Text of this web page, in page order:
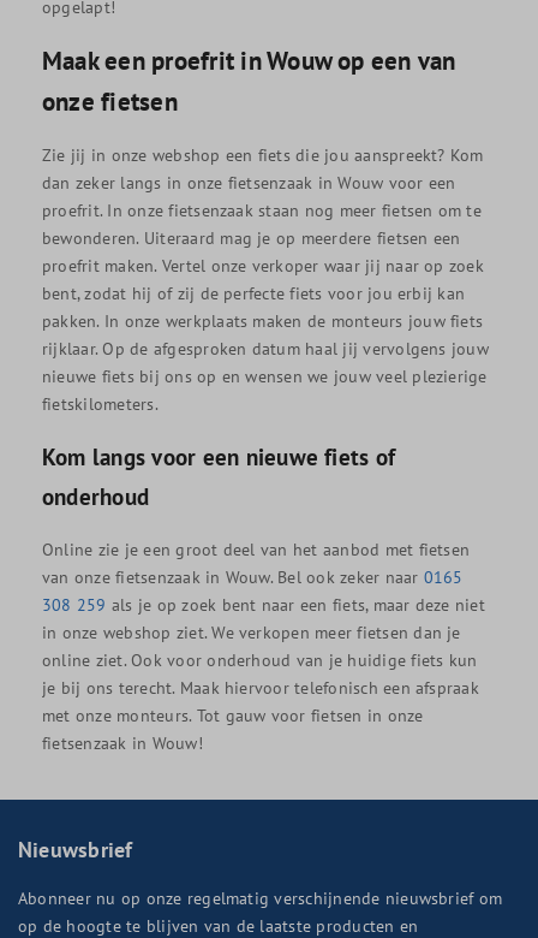
opgelapt!
Maak een proefrit in Wouw op een van
onze fietsen
Zie jij in onze webshop een fiets die jou aanspreekt? Kom
dan zeker langs in onze fietsenzaak in Wouw voor een
proefrit. In onze fietsenzaak staan nog meer fietsen om te
bewonderen. Uiteraard mag je op meerdere fietsen een
proefrit maken. Vertel onze verkoper waar jij naar op zoek
bent, zodat hij of zij de perfecte fiets voor jou erbij kan
pakken. In onze werkplaats maken de monteurs jouw fiets
rijklaar. Op de afgesproken datum haal jij vervolgens jouw
nieuwe fiets bij ons op en wensen we jouw veel plezierige
fietskilometers.
Kom langs voor een nieuwe fiets of
onderhoud
Online zie je een groot deel van het aanbod met fietsen
van onze fietsenzaak in Wouw. Bel ook zeker naar 0165
308 259 als je op zoek bent naar een fiets, maar deze niet
in onze webshop ziet. We verkopen meer fietsen dan je
online ziet. Ook voor onderhoud van je huidige fiets kun
je bij ons terecht. Maak hiervoor telefonisch een afspraak
met onze monteurs. Tot gauw voor fietsen in onze
fietsenzaak in Wouw!
Nieuwsbrief
Abonneer nu op onze regelmatig verschijnende nieuwsbrief om
op de hoogte te blijven van de laatste producten en